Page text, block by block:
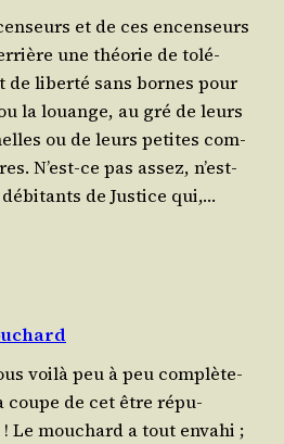
et de ces encen­seurs
une théo­rie de tolé­
de liber­té sans bornes pour
la louange, au gré de leurs
ou de leurs petites com­
N’est-ce pas assez, n’est-
de Jus­tice qui,…
voi­là peu à peu com­plè­te­
coupe de cet être répu­
Le mou­chard a tout enva­hi ;